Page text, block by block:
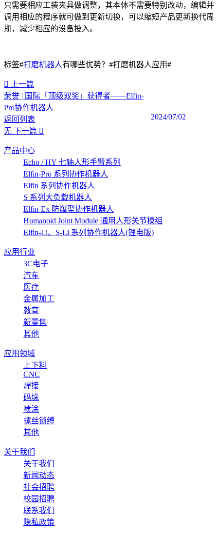
只需要相应工装夹具做调整，其本体不需要特别改动，编辑并
调用相应的程序就可做到更新切换，可以缩短产品更新换代周
期，减少相应的设备投入。
标签#打磨机器人有哪些优势？#打磨机器人应用#
上一篇
荣誉 | 国际「顶级双奖」获得者——Elfin-
Pro协作机器人
2024/07/02
返回列表
无 下一篇
产品中心
Echo / HY 七轴人形手臂系列
Elfin-Pro 系列协作机器人
Elfin 系列协作机器人
S 系列大负载机器人
Elfin-Ex 防爆型协作机器人
Humanoid Joint Module 通用人形关节模组
Elfin-Li、S-Li 系列协作机器人(锂电版)
应用行业
3C电子
汽车
医疗
金属加工
教育
新零售
其他
应用领域
上下料
CNC
焊接
码垛
喷涂
螺丝锁缚
其他
关于我们
关于我们
新闻动态
社会招聘
校园招聘
联系我们
隐私政策